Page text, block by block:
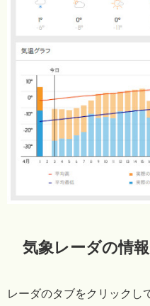
気象レーダの情
レーダのタブをクリックし